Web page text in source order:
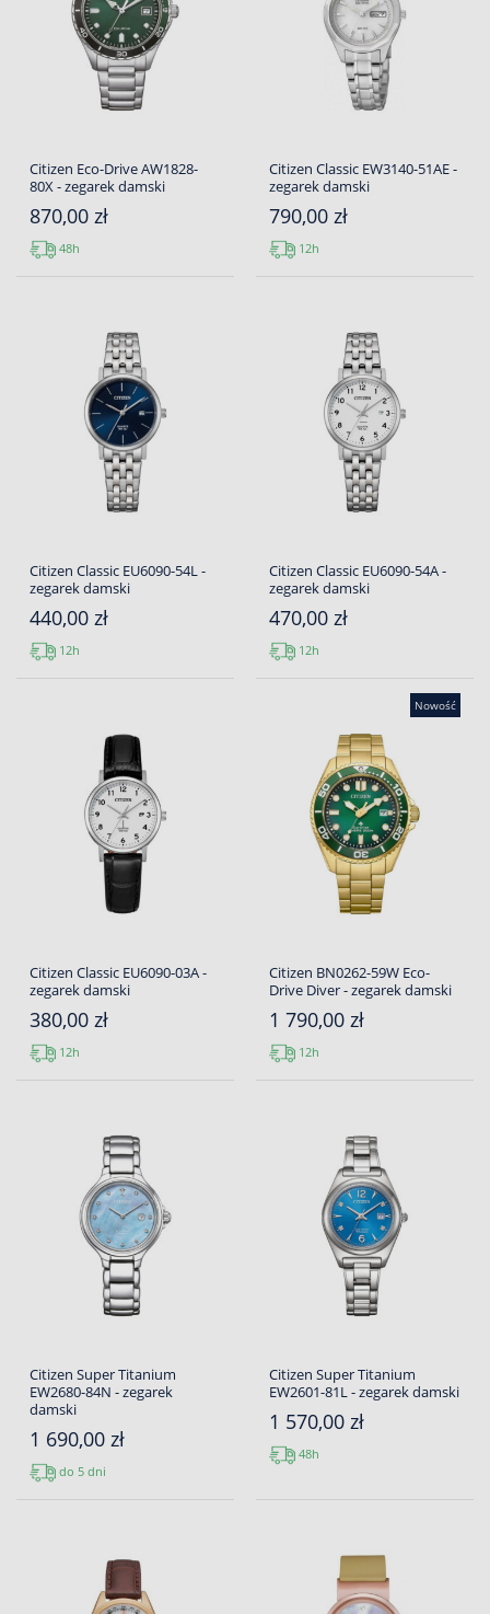
Citizen Eco-Drive AW1828-
80X - zegarek damski
870,00 zł
48h
Citizen Classic EW3140-51AE -
zegarek damski
790,00 zł
12h
Citizen Classic EU6090-54L -
zegarek damski
440,00 zł
12h
Citizen Classic EU6090-54A -
zegarek damski
470,00 zł
12h
Citizen Classic EU6090-03A -
zegarek damski
380,00 zł
12h
Nowość
Citizen BN0262-59W Eco-
Drive Diver - zegarek damski
1 790,00 zł
12h
Citizen Super Titanium
EW2680-84N - zegarek
damski
1 690,00 zł
do 5 dni
Citizen Super Titanium
EW2601-81L - zegarek damski
1 570,00 zł
48h